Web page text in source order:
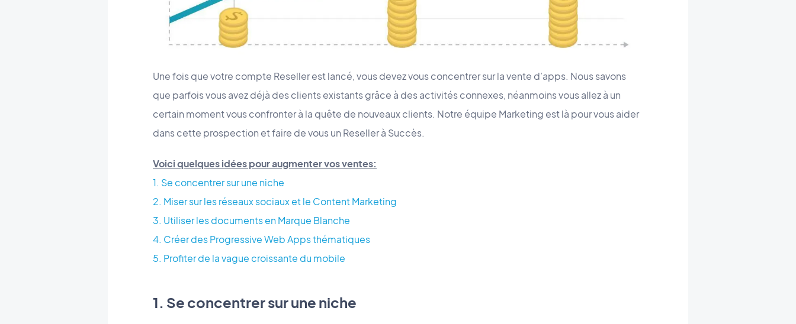
Une fois que votre compte Reseller est lancé, vous devez vous concentrer sur la vente d’apps. Nous savons
que parfois vous avez déjà des clients existants grâce à des activités connexes, néanmoins vous allez à un
certain moment vous confronter à la quête de nouveaux clients. Notre équipe Marketing est là pour vous aider
dans cette prospection et faire de vous un Reseller à Succès.
Voici quelques idées pour augmenter vos ventes:
1. Se concentrer sur une niche
2. Miser sur les réseaux sociaux et le Content Marketing
3. Utiliser les documents en Marque Blanche
4. Créer des Progressive Web Apps thématiques
5. Profiter de la vague croissante du mobile
1. Se concentrer sur une niche